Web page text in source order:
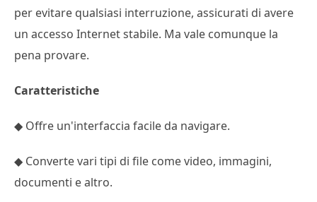
per evitare qualsiasi interruzione, assicurati di avere
un accesso Internet stabile. Ma vale comunque la
pena provare.
Caratteristiche
◆ Offre un'interfaccia facile da navigare.
◆ Converte vari tipi di file come video, immagini,
documenti e altro.